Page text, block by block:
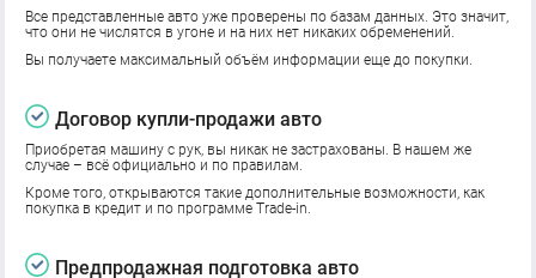
Все представленные авто уже проверены по базам данных. Это значит,
что они не числятся в угоне и на них нет никаких обременений.
Вы получаете максимальный объём информации еще до покупки.
Договор купли-продажи авто
Приобретая машину с рук, вы никак не застрахованы. В нашем же
случае – всё официально и по правилам.
Кроме того, открываются такие дополнительные возможности, как
покупка в кредит и по программе Trade-in.
Предпродажная подготовка авто